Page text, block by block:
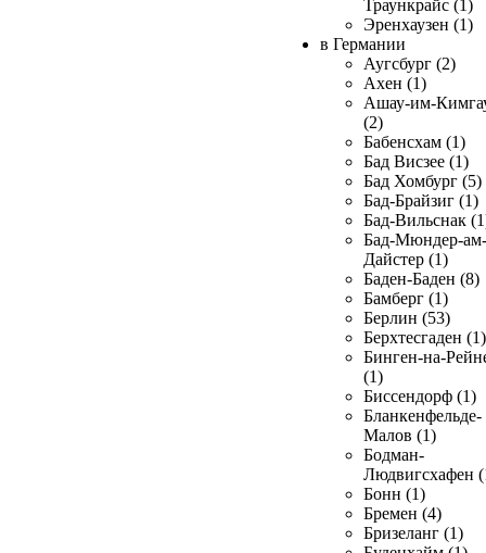
Траункрайс (1)
Эренхаузен (1)
в Германии
Аугсбург (2)
Ахен (1)
Ашау-им-
(2)
Бабенсхам (1)
Бад Висзее (1)
Бад Хомбург (5)
Бад-Брайзиг (1)
Бад-Вильснак
Бад-Мюндер-ам-
Дайстер (1)
Баден-Баден (8)
Бамберг (1)
Берлин (53)
Берхтесгаден (1)
Бинген-на-
(1)
Биссендорф (1)
Бланкенфельде-
Малов (1)
Бодман-
Людвигсхафен
Бонн (1)
Бремен (4)
Бризеланг (1)